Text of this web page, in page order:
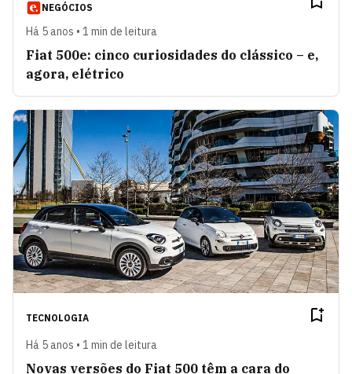
NEGÓCIOS
Há 5 anos • 1 min de leitura
Fiat 500e: cinco curiosidades do clássico – e,
agora, elétrico
TECNOLOGIA
Há 5 anos • 1 min de leitura
Novas versões do Fiat 500 têm a cara do